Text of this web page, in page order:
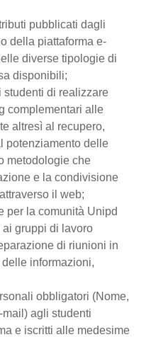
pubblicati dagli
della piattaforma e-
diverse tipologie di
disponibili;
studenti di realizzare
complementari alle
altresì al recupero,
potenziamento delle
metodologie che
e la condivisione
il web;
per la comunità Unipd
gruppi di lavoro
di riunioni in
informazioni,
obbligatori (Nome,
agli studenti
e iscritti alle medesime